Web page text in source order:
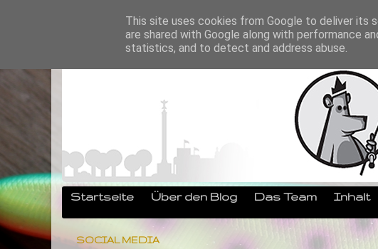
Startseite Über den Blog Das Team Inhalt
SOCIAL MEDIA
This site uses cookies from Google to deliver its
are shared with Google along with performance
statistics, and to detect and address abuse.